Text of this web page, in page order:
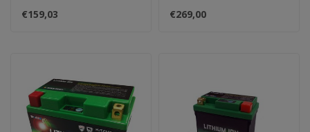
classic batteries. We st..
€159,03
classic batteries. We st..
€269,00